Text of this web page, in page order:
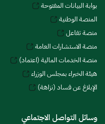
بوابة البيانات المفتوحة
المنصة الوطنية
منصة تفاعل
منصة الاستشارات العامة
منصة الخدمات المالية (اعتماد)
هيئة الخبراء بمجلس الوزراء
الإبلاغ عن فساد (نزاهة)
وسائل التواصل الاجتماعي